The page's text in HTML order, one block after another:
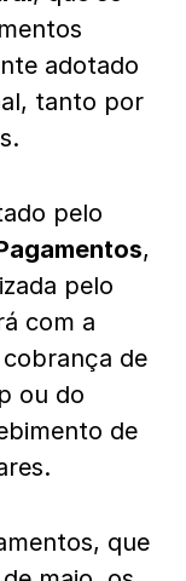
adotado
tanto por
pelo
,
pelo
com a
de
ou do
de
que